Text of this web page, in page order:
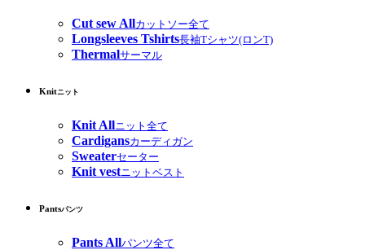
Cut sew Allカットソー全て
Longsleeves Tshirts長袖Tシャツ(ロンT)
Thermalサーマル
Knitニット
Knit Allニット全て
Cardigansカーディガン
Sweaterセーター
Knit vestニットベスト
Pantsパンツ
Pants Allパンツ全て